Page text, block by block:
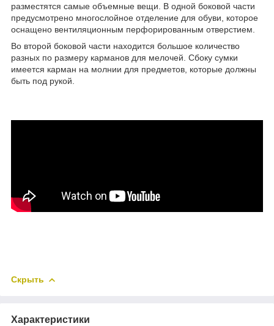
разместятся самые объемные вещи. В одной боковой части
предусмотрено многослойное отделение для обуви, которое
оснащено вентиляционным перфорированным отверстием.
Во второй боковой части находится большое количество
разных по размеру карманов для мелочей. Сбоку сумки
имеется карман на молнии для предметов, которые должны
быть под рукой.
Скрыть
Характеристики